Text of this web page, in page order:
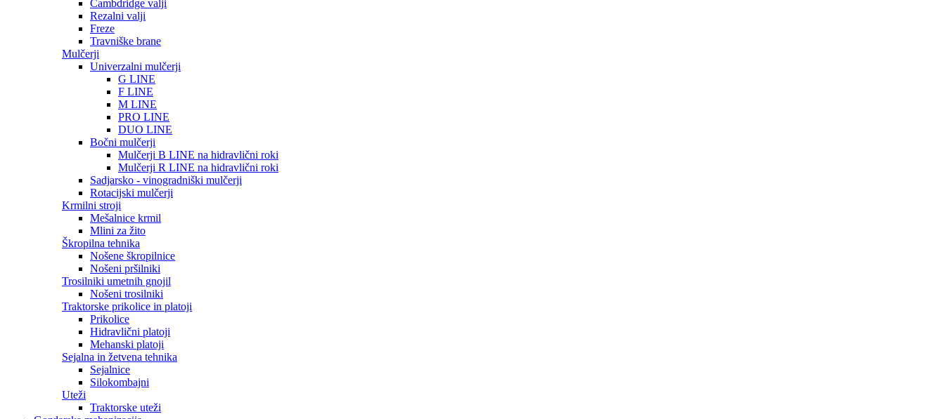
Cambdridge valji
Rezalni valji
Freze
Travniške brane
Mulčerji
Univerzalni mulčerji
G LINE
F LINE
M LINE
PRO LINE
DUO LINE
Bočni mulčerji
Mulčerji B LINE na hidravlični roki
Mulčerji R LINE na hidravlični roki
Sadjarsko - vinogradniški mulčerji
Rotacijski mulčerji
Krmilni stroji
Mešalnice krmil
Mlini za žito
Škropilna tehnika
Nošene škropilnice
Nošeni pršilniki
Trosilniki umetnih gnojil
Nošeni trosilniki
Traktorske prikolice in platoji
Prikolice
Hidravlični platoji
Mehanski platoji
Sejalna in žetvena tehnika
Sejalnice
Silokombajni
Uteži
Traktorske uteži